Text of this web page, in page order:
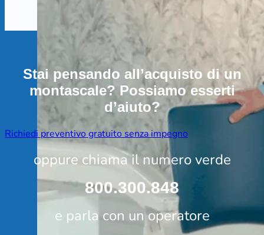
Stai pensando all’acquisto di un
montascale? Possiamo esserti
d’aiuto?
Richiedi preventivo gratuito senza impegno
oppure chiama il numero verde
800.300.848
e parla con un operatore